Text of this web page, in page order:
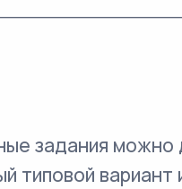
задания можно
типовой вариант